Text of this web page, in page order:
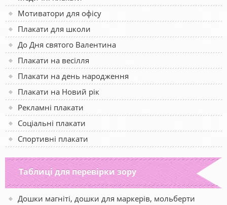
Мотиватори для офісу
Плакати для школи
До Дня святого Валентина
Плакати на весілля
Плакати на день народження
Плакати на Новий рік
Рекламні плакати
Соціальні плакати
Спортивні плакати
Таблиці для перевірки зору
Дошки магніті, дошки для маркерів, мольберти